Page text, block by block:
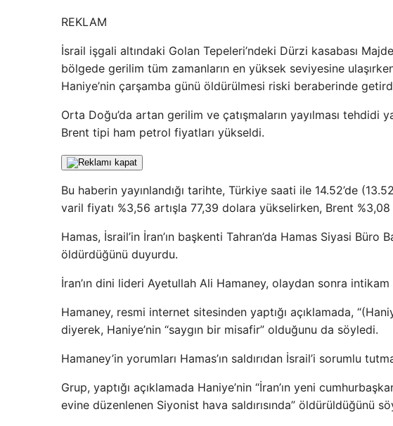
REKLAM
İsrail işgali altındaki Golan Tepeleri’ndeki Dürzi kasabası
bölgede gerilim tüm zamanların en yüksek seviyesine
Haniye’nin çarşamba günü öldürülmesi riski beraberinde
Orta Doğu’da artan gerilim ve çatışmaların yayılması tehdidi
Brent tipi ham petrol fiyatları yükseldi.
Bu haberin yayınlandığı tarihte, Türkiye saati ile 14.52’de
varil fiyatı %3,56 artışla 77,39 dolara yükselirken, Brent
Hamas, İsrail’in İran’ın başkenti Tahran’da Hamas Siyasi Büro
öldürdüğünü duyurdu.
İran’ın dini lideri Ayetullah Ali Hamaney, olaydan sonra
Hamaney, resmi internet sitesinden yaptığı açıklamada,
diyerek, Haniye’nin “saygın bir misafir” olduğunu da söyledi.
Hamaney’in yorumları Hamas’ın saldırıdan İsrail’i sorumlu
Grup, yaptığı açıklamada Haniye’nin “İran’ın yeni
evine düzenlenen Siyonist hava saldırısında” öldürüldüğünü